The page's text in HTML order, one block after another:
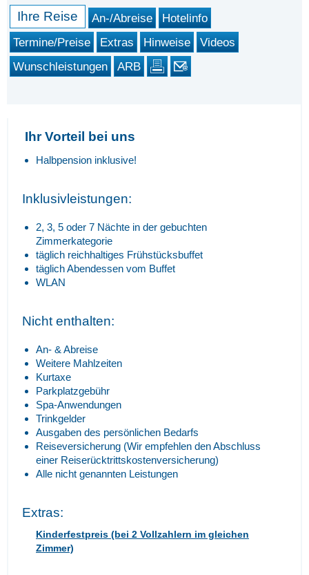
Ihre Reise An-/Abreise
Hotelinfo
Termine/Preise
Extras Hinweise
Videos
Wunschleistungen
ARB
Ihr Vorteil bei uns
Halbpension inklusive!
Inklusivleistungen:
2, 3, 5 oder 7 Nächte in der gebuchten
Zimmerkategorie
täglich reichhaltiges Frühstücksbuffet
täglich Abendessen vom Buffet
WLAN
Nicht enthalten:
An- & Abreise
Weitere Mahlzeiten
Kurtaxe
Parkplatzgebühr
Spa-Anwendungen
Trinkgelder
Ausgaben des persönlichen Bedarfs
Reiseversicherung (Wir empfehlen den Abschluss
einer Reiserücktrittskostenversicherung)
Alle nicht genannten Leistungen
Extras:
Kinderfestpreis (bei 2 Vollzahlern im gleichen
Zimmer)